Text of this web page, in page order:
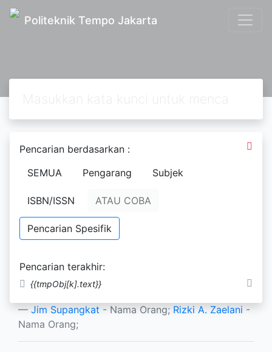
Politeknik Tempo Jakarta
Pencarian berdasarkan :
SEMUA
Pengarang Subjek
ISBN/ISSN ATAU COBA
Pencarian Spesifik
Pencarian terakhir:
{{tmpObj[k].text}}
Ikatan Silang Budaya Seni Serat
Biranul Anas
Jim Supangkat - Nama Orang; Rizki A. Zaelani -
Nama Orang;